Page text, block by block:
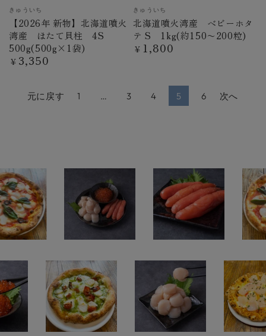
ベ
ン
ダ
ー
きゅういち
【2026年 新物】北海道噴火
湾産 ほたて貝柱 4S
500g(500g×1袋)
定
¥ 3,350
ベ
ン
ダ
ー
きゅういち
北海道噴火湾産 ベビーホタ
テ S 1kg(約150〜200粒)
定
¥ 1,800
元に戻す 1 … 3 4 5 6 次へ